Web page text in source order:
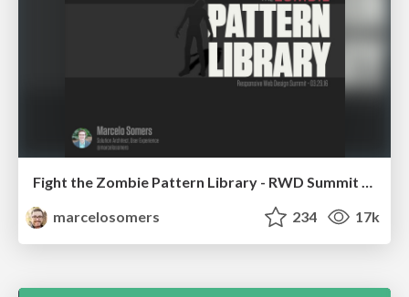
marcelosomers
234 17k